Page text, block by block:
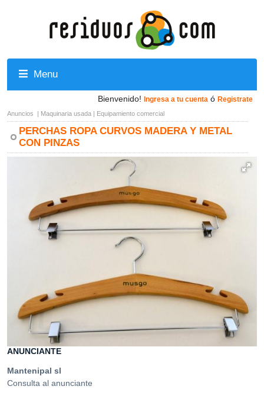
Menu
Bienvenido! Ingresa a tu cuenta ó Registrate
Anuncios | Maquinaria usada | Equipamiento comercial
PERCHAS ROPA CURVOS MADERA Y METAL
CON PINZAS
ANUNCIANTE
Mantenipal sl
Consulta al anunciante